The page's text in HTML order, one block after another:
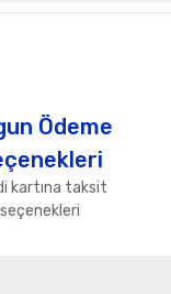
Ödeme
kartına taksit
seçenekleri